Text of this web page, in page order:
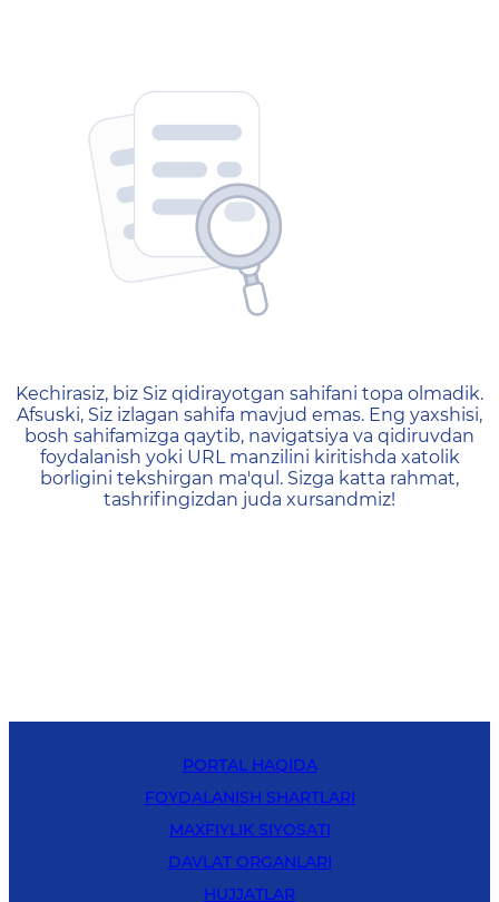
404 — Страница не
Kechirasiz, biz Siz qidirayotgan sahifani topa olmadik.
Afsuski, Siz izlagan sahifa mavjud emas. Eng yaxshisi,
bosh sahifamizga qaytib, navigatsiya va qidiruvdan
foydalanish yoki URL manzilini kiritishda xatolik
borligini tekshirgan ma'qul. Sizga katta rahmat,
tashrifingizdan juda xursandmiz!
PORTAL HAQIDA
FOYDALANISH SHARTLARI
MAXFIYLIK SIYOSATI
DAVLAT ORGANLARI
HUJJATLAR